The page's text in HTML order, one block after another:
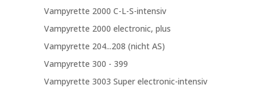
Vampyrette 2000 C-L-S-intensiv
Vampyrette 2000 electronic, plus
Vampyrette 204...208 (nicht AS)
Vampyrette 300 - 399
Vampyrette 3003 Super electronic-intensiv